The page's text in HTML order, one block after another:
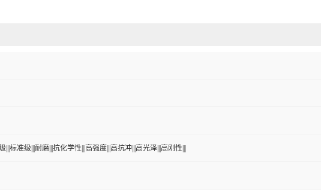
|||标准级|||耐磨|||抗化学性|||高强度|||高抗冲|||高光泽|||高刚性|||